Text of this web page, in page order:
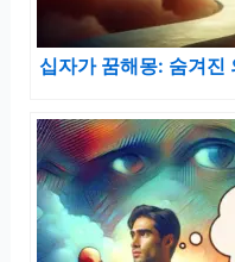
십자가 꿈해몽: 숨겨진